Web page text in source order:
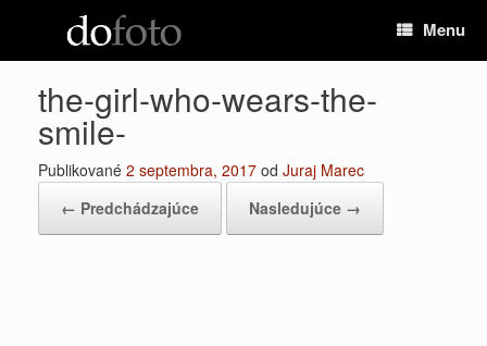
Menu
the-girl-who-wears-the-
smile-
Publikované 2 septembra, 2017 od Juraj Marec
← Predchádzajúce
Nasledujúce →